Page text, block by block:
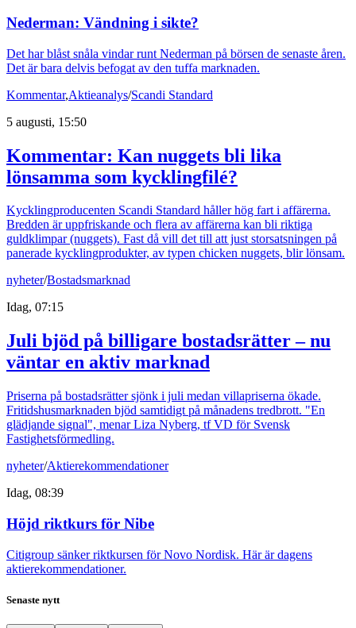
Nederman: Vändning i sikte?
Det har blåst snåla vindar runt Nederman på börsen de senaste åren.
Det är bara delvis befogat av den tuffa marknaden.
Kommentar,Aktieanalys/Scandi Standard
5 augusti, 15:50
Kommentar: Kan nuggets bli lika
lönsamma som kycklingfilé?
Kycklingproducenten Scandi Standard håller hög fart i affärerna.
Bredden är uppfriskande och flera av affärerna kan bli riktiga
guldklimpar (nuggets). Fast då vill det till att just storsatsningen på
panerade kycklingprodukter, av typen chicken nuggets, blir lönsam.
nyheter/Bostadsmarknad
Idag, 07:15
Juli bjöd på billigare bostadsrätter – nu
väntar en aktiv marknad
Priserna på bostadsrätter sjönk i juli medan villapriserna ökade.
Fritidshusmarknaden bjöd samtidigt på månadens tredbrott. "En
glädjande signal", menar Liza Nyberg, tf VD för Svensk
Fastighetsförmedling.
nyheter/Aktierekommendationer
Idag, 08:39
Höjd riktkurs för Nibe
Citigroup sänker riktkursen för Novo Nordisk. Här är dagens
aktierekommendationer.
Senaste nytt